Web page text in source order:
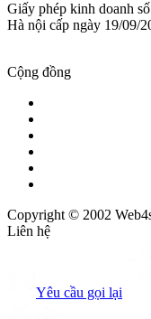
Giấy phép kinh doanh
Hà nội cấp ngày 19/09/
Cộng đồng
Copyright © 2002
Liên hệ
Yêu cầu gọi lại